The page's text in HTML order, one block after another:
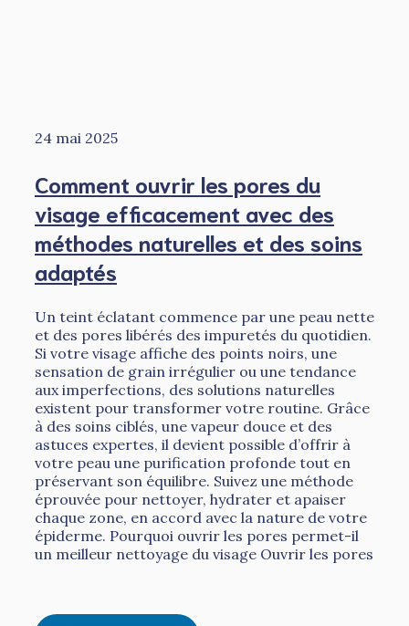
24 mai 2025
Comment ouvrir les pores du
visage efficacement avec des
méthodes naturelles et des soins
adaptés
Un teint éclatant commence par une peau nette
et des pores libérés des impuretés du quotidien.
Si votre visage affiche des points noirs, une
sensation de grain irrégulier ou une tendance
aux imperfections, des solutions naturelles
existent pour transformer votre routine. Grâce
à des soins ciblés, une vapeur douce et des
astuces expertes, il devient possible d’offrir à
votre peau une purification profonde tout en
préservant son équilibre. Suivez une méthode
éprouvée pour nettoyer, hydrater et apaiser
chaque zone, en accord avec la nature de votre
épiderme. Pourquoi ouvrir les pores permet-il
un meilleur nettoyage du visage Ouvrir les pores